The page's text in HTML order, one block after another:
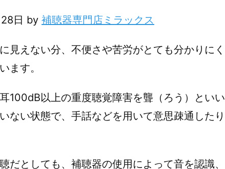
日 by 補聴器専門店ミラックス
見えない分、不便さや苦労がとても分かりにく
ます。
100dB以上の重度聴覚障害を聾（ろう）といい
ない状態で、手話などを用いて意思疎通したり
だとしても、補聴器の使用によって音を認識、